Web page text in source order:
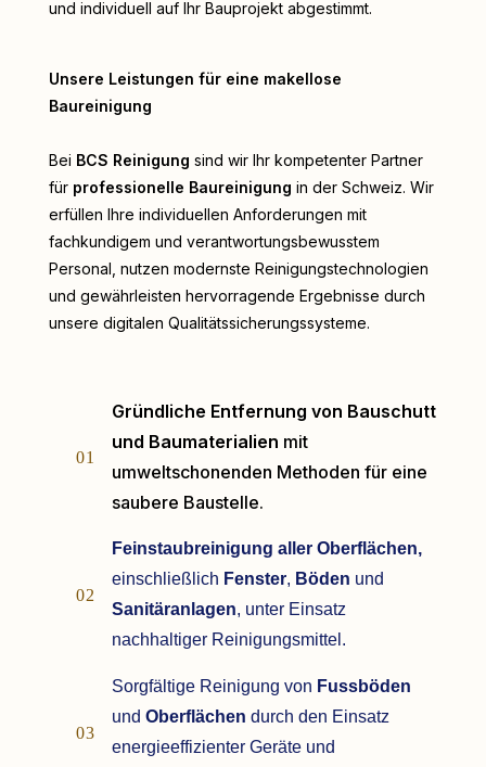
und individuell auf Ihr Bauprojekt abgestimmt.
Unsere Leistungen für eine makellose
Baureinigung
Bei BCS Reinigung sind wir Ihr kompetenter Partner
für professionelle Baureinigung in der Schweiz. Wir
erfüllen Ihre individuellen Anforderungen mit
fachkundigem und verantwortungsbewusstem
Personal, nutzen modernste Reinigungstechnologien
und gewährleisten hervorragende Ergebnisse durch
unsere digitalen Qualitätssicherungssysteme.
01
Gründliche Entfernung von Bauschutt
und Baumaterialien mit
umweltschonenden Methoden für eine
saubere Baustelle.
02
Feinstaubreinigung aller Oberflächen,
einschließlich Fenster, Böden und
Sanitäranlagen, unter Einsatz
nachhaltiger Reinigungsmittel.
03
Sorgfältige Reinigung von Fussböden
und Oberflächen durch den Einsatz
energieeffizienter Geräte und